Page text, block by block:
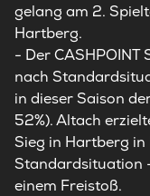
gelang am 2.
Hartberg.
- Der CASHPOINT
nach
in dieser Saison
52%). Altach
Sieg in Hartberg
Standardsituation
einem Freistoß.